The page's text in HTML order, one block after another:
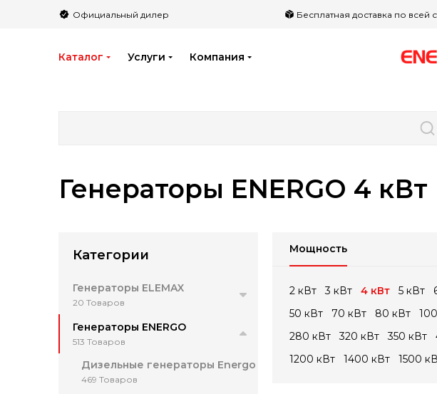
Официальный дилер Бесплатная доставка по всей
Каталог Услуги Компания
Генераторы ENERGO 4 кВт
Категории
Генераторы ELEMAX
20 Товаров
Генераторы ENERGO
513 Товаров
Дизельные генераторы Energo
469 Товаров
Мощность
2 кВт 3 кВт 4 кВт 5 кВт
50 кВт
70 кВт 80 кВт
280 кВт
320 кВт 350 кВт
1200 кВт
1400 кВт 1500